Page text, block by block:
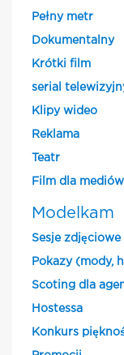
Pełny metr
Dokumentalny
Krótki film
serial
Klipy wideo
Reklama
Teatr
Film dla
Modelkam
Sesje zdjęciowe
Pokazy (mody,
Scoting dla
Hostessa
Konkurs